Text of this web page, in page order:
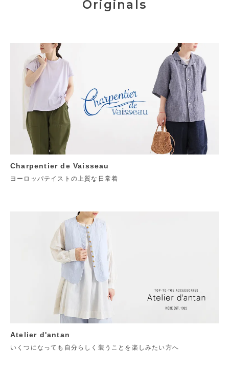
Originals
Charpentier de Vaisseau
ヨーロッパテイストの上質な日常着
Atelier d'antan
いくつになっても自分らしく装うことを楽しみたい方へ